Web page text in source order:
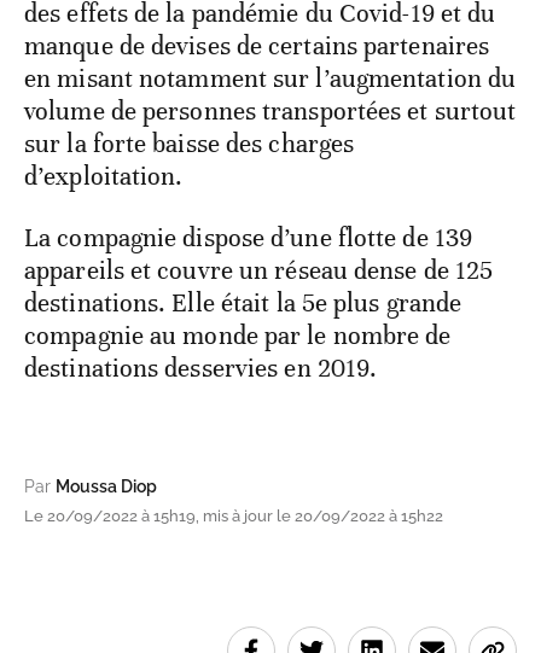
des effets de la pandémie du Covid-19 et du
manque de devises de certains partenaires
en misant notamment sur l’augmentation du
volume de personnes transportées et surtout
sur la forte baisse des charges
d’exploitation.
La compagnie dispose d’une flotte de 139
appareils et couvre un réseau dense de 125
destinations. Elle était la 5e plus grande
compagnie au monde par le nombre de
destinations desservies en 2019.
Par Moussa Diop
Le 20/09/2022 à 15h19, mis à jour le 20/09/2022 à 15h22